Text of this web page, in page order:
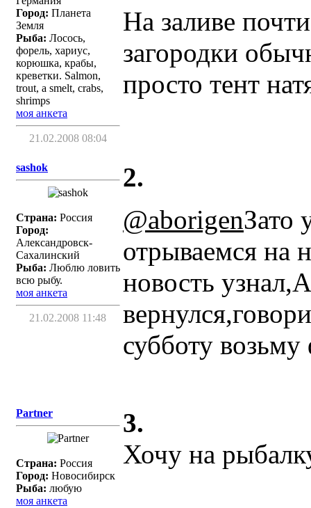
Город: Планета
Земля
Рыба: Лосось,
форель, хариус,
корюшка, крабы,
креветки. Salmon,
trout, a smelt, crabs,
shrimps
моя анкета
21.02.2008 08:04
На заливе
загородки
просто тент
sashok
Страна: Россия
Город:
Александровск-
Сахалинский
Рыба: Люблю ловить
всю рыбу.
моя анкета
21.02.2008 11:48
2.
@aborigenЗато
отрываемся на
новость
субботу
Partner
Страна: Россия
Город: Новосибирск
Рыба: любую
моя анкета
3.
Хочу на